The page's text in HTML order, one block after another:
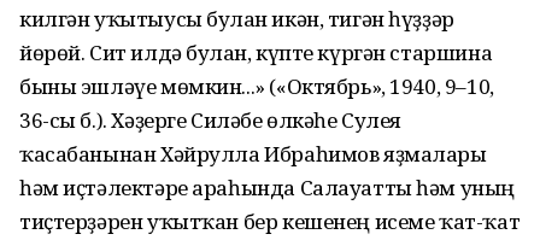
килгән уҡытыусы булған икән, тигән һүҙҙәр
йөрөй. Сит илдә булған, күпте күргән старшина
быны эшләүе мөмкин...» («Октябрь», 1940, 9–10,
36-сы б.). Хәҙерге Силәбе өлкәһе Сулея
ҡасабанынан Хәйрулла Ибраһимов яҙмалары
һәм иҫтәлектәре араһында Салауатты һәм уның
тиҫтерҙәрен уҡытҡан бер кешенең исеме ҡат-ҡат